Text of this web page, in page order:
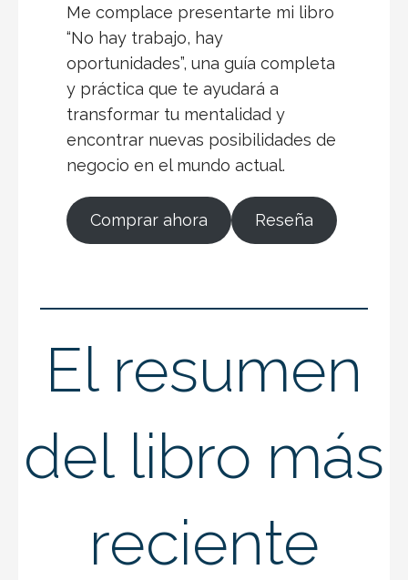
Me complace presentarte mi libro
“No hay trabajo, hay
oportunidades”, una guía completa
y práctica que te ayudará a
transformar tu mentalidad y
encontrar nuevas posibilidades de
negocio en el mundo actual.
Comprar ahora Reseña
El resumen
del libro más
reciente